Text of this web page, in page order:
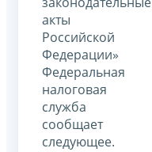
акты
Российской
Федерации»
Федеральная
налоговая
служба
сообщает
следующее.